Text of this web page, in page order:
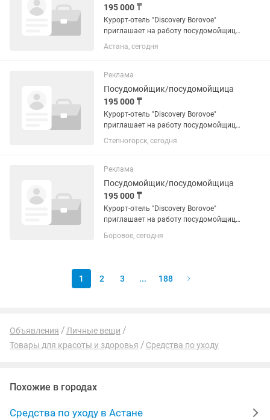
195 000 ₸
Курорт-отель "Discovery Borovoe"
приглашает на работу посудомойщицу.
«Discovery Borovoe» — это современный
курорт-отель для семейного отдыха,
природной зоне: среди...
Астана, сегодня
Реклама
Посудомойщик/посудомойщица
195 000 ₸
Курорт-отель "Discovery Borovoe"
приглашает на работу посудомойщицу.
«Discovery Borovoe» — это современный
курорт-отель для семейного отдыха,
природной зоне: среди...
Степногорск, сегодня
Реклама
Посудомойщик/посудомойщица
195 000 ₸
Курорт-отель "Discovery Borovoe"
приглашает на работу посудомойщицу.
курорт-отель для семейного отдыха,
Боровое, сегодня
1 2 3 ... 188
Объявления
Личные вещи
Товары для красоты и здоровья
Средства по уходу
Похожие в городах
Средства по уходу в Астане